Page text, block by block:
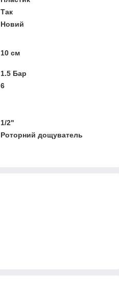
Так
Новий
10 см
1.5 Бар
6
1/2"
Роторний дощуватель